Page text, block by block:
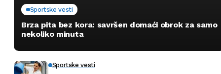
Sportske vesti
Brza pita bez kora: savršen domaći obrok za samo
nekoliko minuta
Sportske vesti